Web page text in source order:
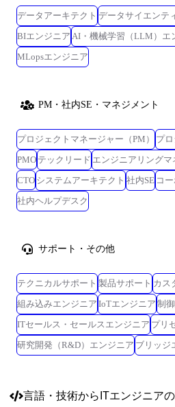
データアーキテクト データサイエンテ
BIエンジニア AI・機械学習（LLM）エ
MLopsエンジニア
PM・社内SE・マネジメント
プロジェクトマネージャー（PM）
プ
PMO テックリード エンジニアリングマ
CTO システムアーキテクト 社内SE コ
社内ヘルプデスク
サポート・その他
テクニカルサポート 製品サポート カス
組み込みエンジニア IoTエンジニア 制
ITセールス・セールスエンジニア プリ
研究開発（R&D）エンジニア ブリッジ
言語・技術からITエンジニア